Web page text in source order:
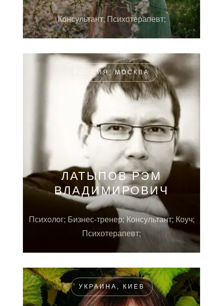
Консультант; Психотерапевт;
РОССИЯ, МОСКВА
ЛАТЫПОВ РЭМ
ВЛАДИМИРОВИЧ
Психолог; Бизнес-тренер; Консультант; Коуч;
Психотерапевт;
УКРАИНА, КИЕВ